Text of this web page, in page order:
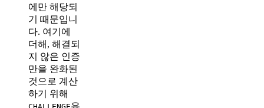
에만 해당되
기 때문입니
다. 여기에
더해, 해결되
지 않은 인증
만을 완화된
것으로 계산
하기 위해
유